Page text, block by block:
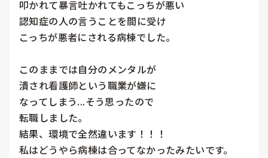
叩かれて暴言吐かれてもこっちが悪い
認知症の人の言うことを間に受け
こっちが悪者にされる病棟でした。
このままでは自分のメンタルが
潰され看護師という職業が嫌に
なってしまう...そう思ったので
転職しました。
結果、環境で全然違います！！！
私はどうやら病棟は合ってなかったみたいです。